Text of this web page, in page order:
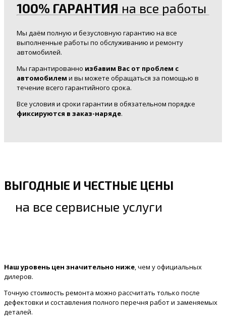
100% ГАРАНТИЯ на все работы
Мы даём полную и безусловную гарантию на все
выполненные работы по обслуживанию и ремонту
автомобилей.
Мы гарантированно избавим Вас от проблем с
автомобилем и вы можете обращаться за помощью в
течение всего гарантийного срока.
Все условия и сроки гарантии в обязательном порядке
фиксируются в заказ-наряде.
ВЫГОДНЫЕ И ЧЕСТНЫЕ ЦЕНЫ
на все сервисные услуги
Наш уровень цен значительно ниже , чем у официальных
дилеров.
Точную стоимость ремонта можно рассчитать только после
дефектовки и составления полного перечня работ и заменяемых
деталей.